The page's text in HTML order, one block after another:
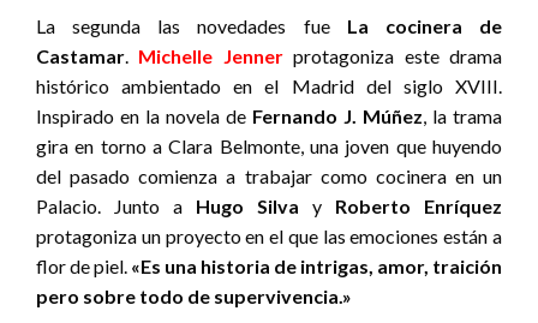
La segunda las novedades fue La cocinera de
Castamar
Michelle Jennerprotagoniza este drama
histórico ambientado en el Madrid del siglo XVIII.
Inspirado en la novela de Fernando J. Múñez , la trama
gira en torno a Clara Belmonte, una joven que huyendo
del pasado comienza a trabajar como cocinera en un
Palacio. Junto a Hugo Silva y Roberto Enríquez
protagoniza un proyecto en el que las emociones están a
flor de piel. «Es una historia de intrigas, amor, traición
pero sobre todo de supervivencia.»